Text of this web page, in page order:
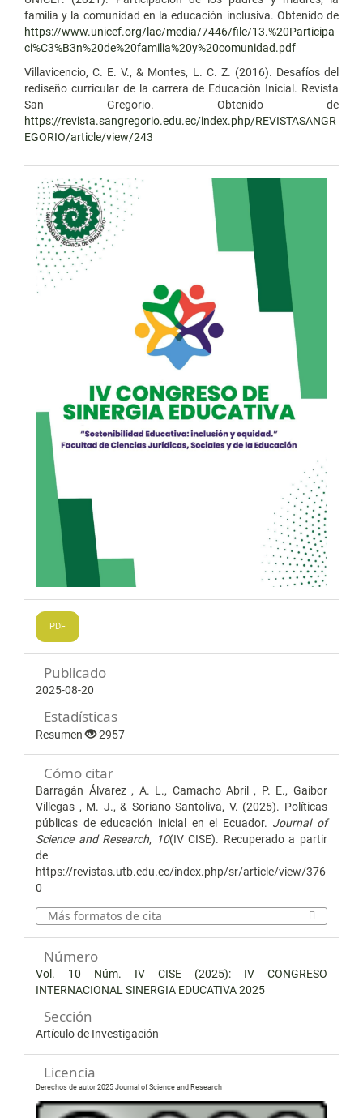
familia y la comunidad en la educación inclusiva. Obtenido de
https://www.unicef.org/lac/media/7446/file/13.%20Participa
ci%C3%B3n%20de%20familia%20y%20comunidad.pdf
Villavicencio, C. E. V., & Montes, L. C. Z. (2016). Desafíos del
rediseño curricular de la carrera de Educación Inicial. Revista
San Gregorio. Obtenido de
https://revista.sangregorio.edu.ec/index.php/REVISTASANGR
EGORIO/article/view/243
PDF
Publicado
2025-08-20
Estadísticas
Resumen 2957
Cómo citar
Barragán Álvarez , A. L., Camacho Abril , P. E., Gaibor
Villegas , M. J., & Soriano Santoliva, V. (2025). Políticas
públicas de educación inicial en el Ecuador. Journal of
Science and Research, 10(IV CISE). Recuperado a partir
de
https://revistas.utb.edu.ec/index.php/sr/article/view/376
0
Más formatos de cita
Número
Vol. 10 Núm. IV CISE (2025): IV CONGRESO
INTERNACIONAL SINERGIA EDUCATIVA 2025
Sección
Artículo de Investigación
Licencia
Derechos de autor 2025 Journal of Science and Research